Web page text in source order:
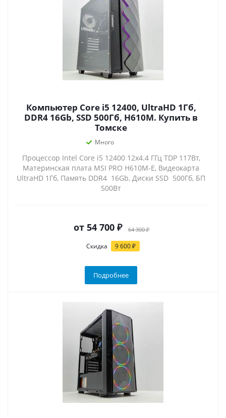
Компьютер Core i5 12400, UltraHD 1Гб,
DDR4 16Gb, SSD 500Гб, H610M. Купить в
Томске
Много
Процессор Intel Core i5 12400 12x4.4 ГГц TDP 117Вт,
Материнская плата MSI PRO H610M-E, Видеокарта
UltraHD 1Гб, Память DDR4 16Gb, Диски SSD 500Гб, БП
500Вт
от 54 700 ₽ 64 300 ₽
Скидка 9 600 ₽
Подробнее